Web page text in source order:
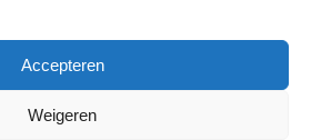
Accepteren
Weigeren